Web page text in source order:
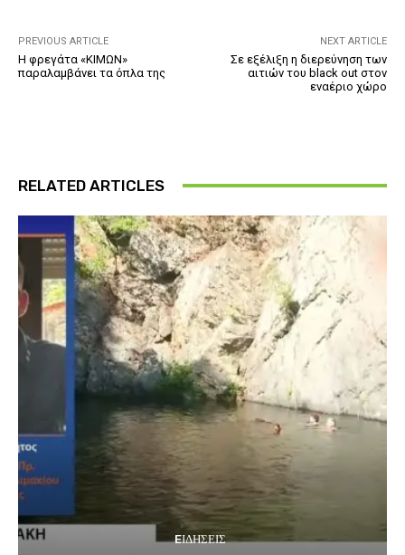
PREVIOUS ARTICLE
Η φρεγάτα «ΚΙΜΩΝ»
παραλαμβάνει τα όπλα της
NEXT ARTICLE
Σε εξέλιξη η διερεύνηση των
αιτιών του black out στον
εναέριο χώρο
RELATED ARTICLES
EΙΔΗΣΕΙΣ